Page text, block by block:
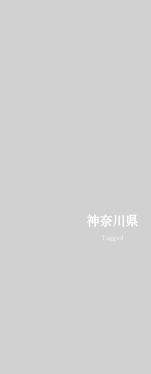
神奈川県
Tagged